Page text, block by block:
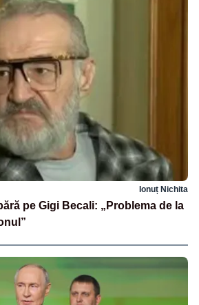
Ionuț Nichita
pe Gigi Becali: „Problema de la